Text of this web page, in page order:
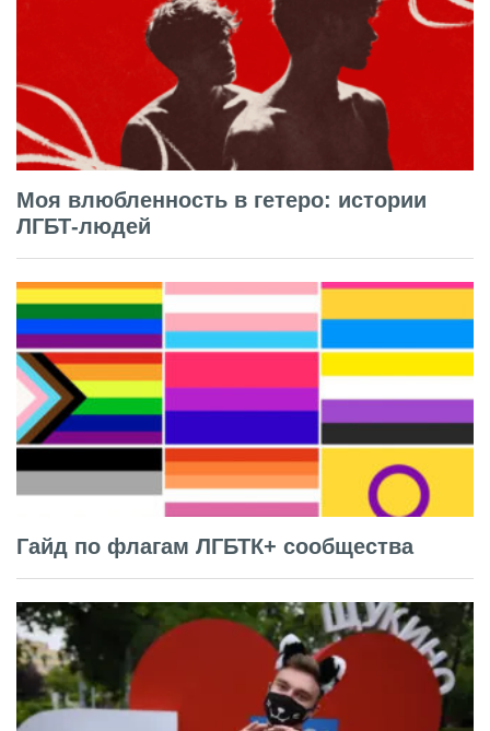
Моя влюбленность в гетеро: истории
ЛГБТ-людей
Гайд по флагам ЛГБТК+ сообщества